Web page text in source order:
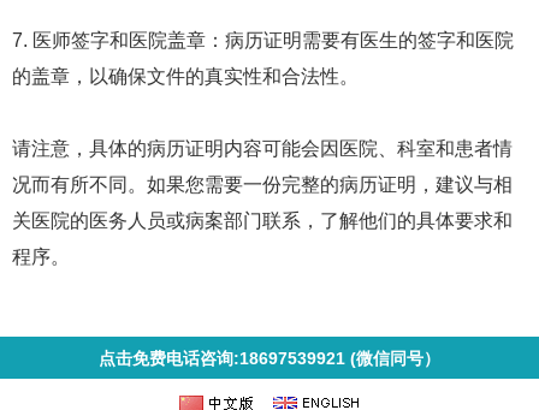
7. 医师签字和医院盖章：病历证明需要有医生的签字和医院
的盖章，以确保文件的真实性和合法性。
请注意，具体的病历证明内容可能会因医院、科室和患者情
况而有所不同。如果您需要一份完整的病历证明，建议与相
关医院的医务人员或病案部门联系，了解他们的具体要求和
程序。
点击免费电话咨询:18697539921 (微信同号）